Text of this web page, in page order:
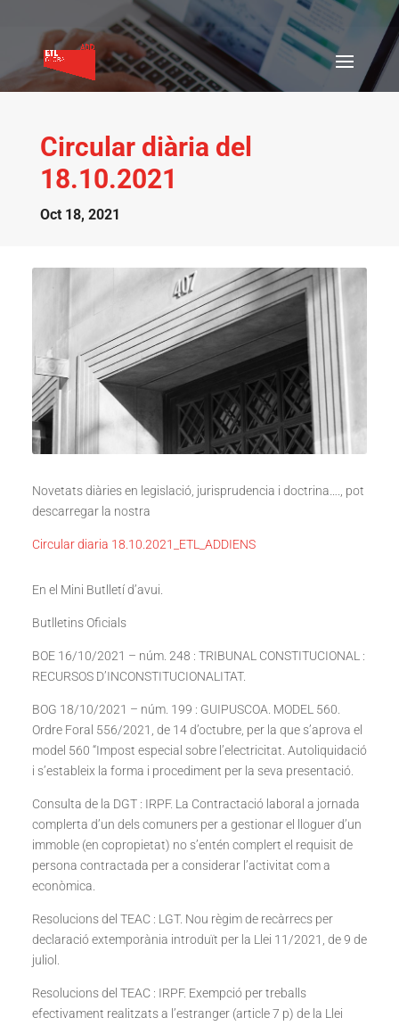
Circular diària del
18.10.2021
Oct 18, 2021
Novetats diàries en legislació, jurisprudencia i doctrina…., pot
descarregar la nostra
Circular diaria 18.10.2021_ETL_ADDIENS
En el Mini Butlletí d’avui.
Butlletins Oficials
BOE 16/10/2021 – núm. 248 : TRIBUNAL CONSTITUCIONAL :
RECURSOS D’INCONSTITUCIONALITAT.
BOG 18/10/2021 – núm. 199 : GUIPUSCOA. MODEL 560.
Ordre Foral 556/2021, de 14 d’octubre, per la que s’aprova el
model 560 “Impost especial sobre l’electricitat. Autoliquidació
i s’estableix la forma i procediment per la seva presentació.
Consulta de la DGT : IRPF. La Contractació laboral a jornada
complerta d’un dels comuners per a gestionar el lloguer d’un
immoble (en copropietat) no s’entén complert el requisit de
persona contractada per a considerar l’activitat com a
econòmica.
Resolucions del TEAC : LGT. Nou règim de recàrrecs per
declaració extemporània introduït per la Llei 11/2021, de 9 de
juliol.
Resolucions del TEAC : IRPF. Exempció per treballs
efectivament realitzats a l’estranger (article 7 p) de la Llei